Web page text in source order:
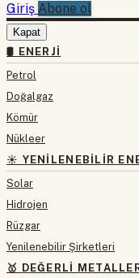
Giriş Abone ol
Kapat
🛢 ENERJI
Petrol
Doğalgaz
Kömür
Nükleer
☀️ YENILENEBILIR
Solar
Hidrojen
Rüzgar
Yenilenebilir Şirketleri
🥇 DEĞERLI